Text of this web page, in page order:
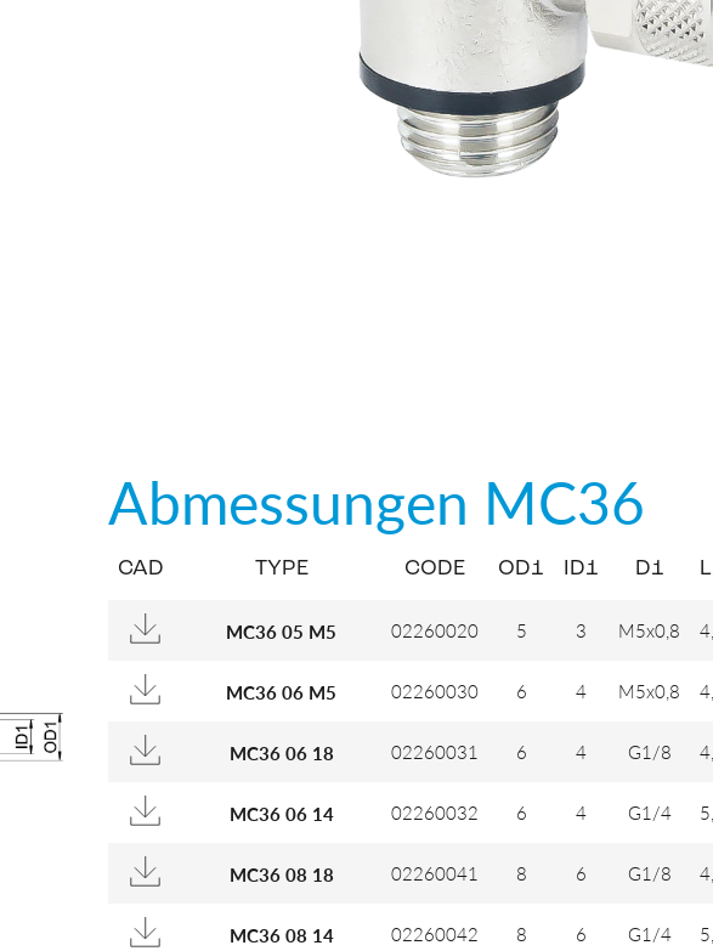
Abmessungen MC36
CAD TYPE CODE OD1 ID1 D1
MC36 05 M5 02260020 5 3 M5x0,8
MC36 06 M5 02260030 6 4 M5x0,8
MC36 06 18 02260031 6 4 G1/8
MC36 06 14 02260032 6 4 G1/4
MC36 08 18 02260041 8 6 G1/8
MC36 08 14 02260042 8 6 G1/4